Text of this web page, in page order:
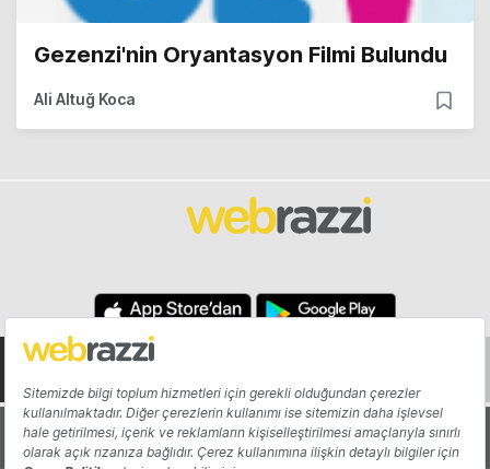
Gezenzi'nin Oryantasyon Filmi Bulundu
Ali Altuğ Koca
Hakkında Yazarlar